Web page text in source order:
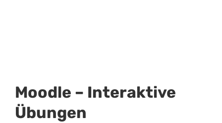
Moodle – Interaktive
Übungen